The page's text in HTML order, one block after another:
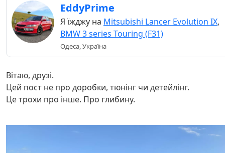
EddyPrime
Я їжджу на Mitsubishi Lancer Evolution IX,
BMW 3 series Touring (F31)
Одеса, Україна
Вітаю, друзі.
Цей пост не про доробки, тюнінг чи детейлінг.
Це трохи про інше. Про глибину.